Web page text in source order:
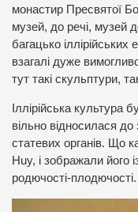
монастир Пресвятої
музей, до речі, музей
багацько іллірійських
взагалі дуже
тут такі скульптури,
Іллірійська
вільно відносилася
статевих органів. Що
Huy, і зображали його
родючості-плодючості.